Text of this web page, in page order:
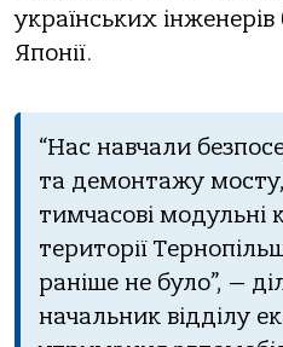
українських
Японії.
“Нас навчали
та демонтажу
тимчасові модульні
території
раніше не було”, —
начальник відділу